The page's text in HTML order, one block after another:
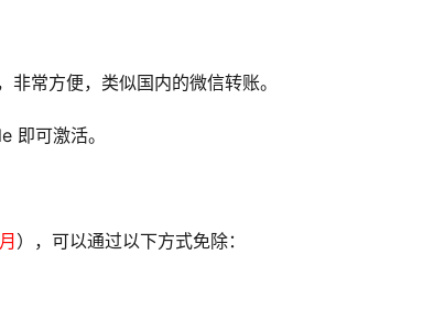
非常方便，类似国内的微信转账。
可激活。
），可以通过以下方式免除：